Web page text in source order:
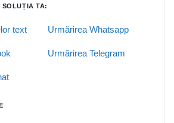
SOLUȚIA TA:
text Urmărirea Whatsapp
Urmărirea Telegram